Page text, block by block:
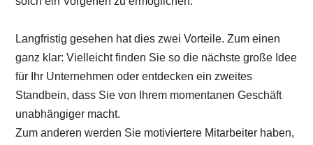
Langfristig gesehen hat dies zwei Vorteile. Zum einen
ganz klar: Vielleicht finden Sie so die nächste große Idee
für Ihr Unternehmen oder entdecken ein zweites
Standbein, dass Sie von Ihrem momentanen Geschäft
unabhängiger macht.
Zum anderen werden Sie motiviertere Mitarbeiter haben,